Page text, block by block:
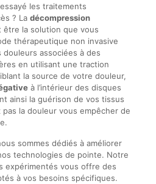
les traitements
? La décompression
la solution que vous
thérapeutique non invasive
associées à des
en utilisant une traction
la source de votre douleur,
à l’intérieur des disques
ainsi la guérison de vos tissus
la douleur vous empêcher de
sommes dédiés à améliorer
technologies de pointe. Notre
expérimentés vous offre des
à vos besoins spécifiques.